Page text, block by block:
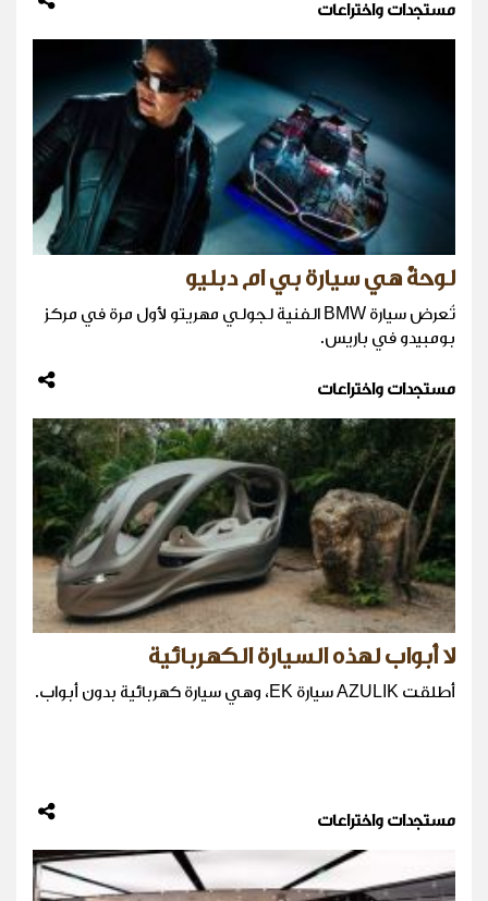
مستجدات واختراعات
لوحةٌ هي سيارة بي ام دبليو
تُعرض سيارة BMW الفنية لجولي مهريتو لأول مرة في مركز
بومبيدو في باريس.
مستجدات واختراعات
لا أبواب لهذه السيارة الكهربائية
أطلقت AZULIK سيارة EK، وهي سيارة كهربائية بدون أبواب.
مستجدات واختراعات